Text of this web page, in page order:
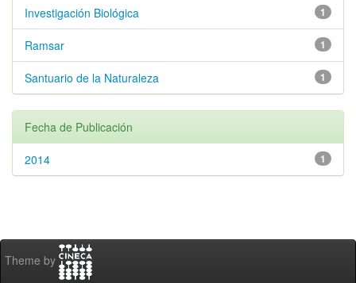
1
Investigación Biológica
1
Ramsar
1
Santuario de la Naturaleza
Fecha de Publicación
1
2014
Theme by